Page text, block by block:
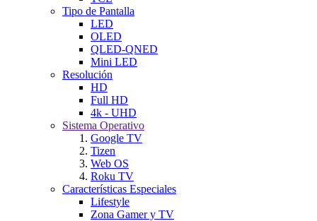
Tipo de Pantalla
LED
OLED
QLED-QNED
Mini LED
Resolución
HD
Full HD
4k - UHD
Sistema Operativo
Google TV
Tizen
Web OS
Roku TV
Características Especiales
Lifestyle
Zona Gamer y TV